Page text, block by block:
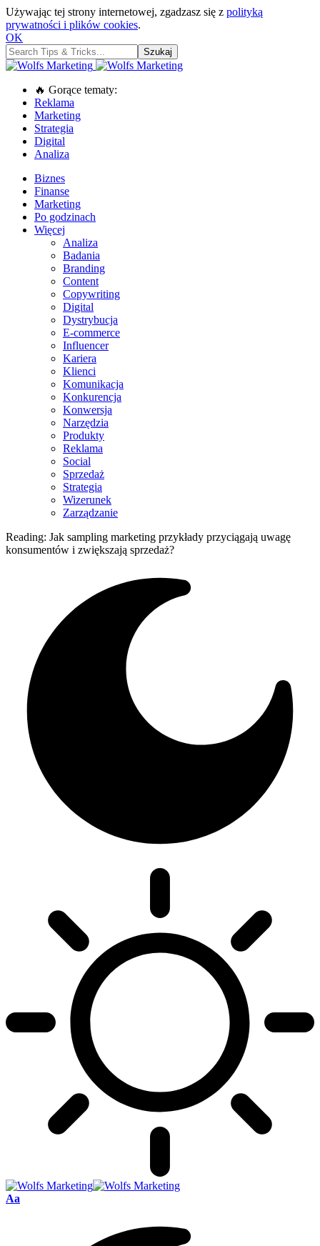
Używając tej strony internetowej, zgadzasz się z polityką
prywatności i plików cookies.
OK
🔥 Gorące tematy:
Reklama
Marketing
Strategia
Digital
Analiza
Biznes
Finanse
Marketing
Po godzinach
Więcej
Analiza
Badania
Branding
Content
Copywriting
Digital
Dystrybucja
E-commerce
Influencer
Kariera
Klienci
Komunikacja
Konkurencja
Konwersja
Narzędzia
Produkty
Reklama
Social
Sprzedaż
Strategia
Wizerunek
Zarządzanie
Reading: Jak sampling marketing przykłady przyciągają uwagę
konsumentów i zwiększają sprzedaż?
Font
Aa